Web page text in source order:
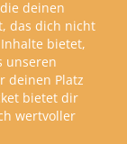
deinen
das dich nicht
bietet,
unseren
deinen Platz
bietet dir
wertvoller